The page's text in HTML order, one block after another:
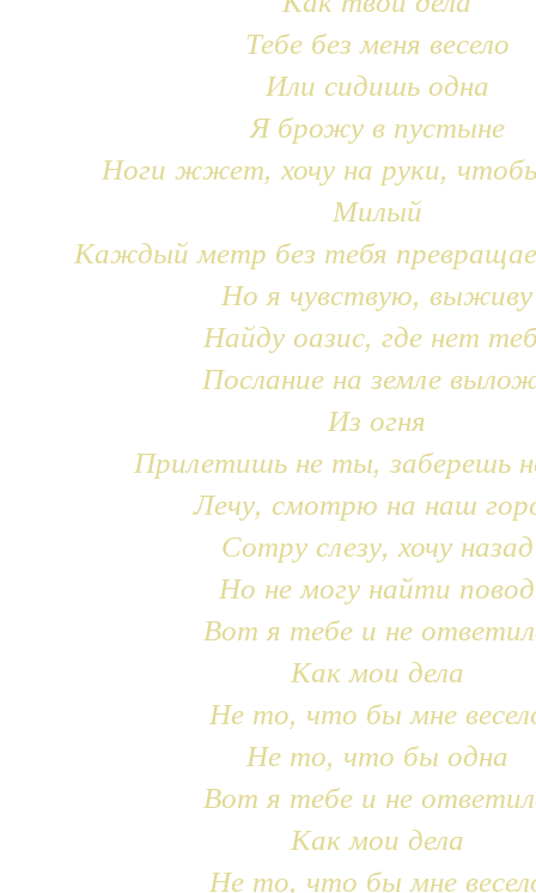
Тебе без меня весело
Или сидишь одна
Я брожу в пустыне
Ноги жжет, хочу на руки,
Милый
Каждый метр без тебя
Но я чувствую, выживу
Найду оазис, где нет
Послание на земле
Из огня
Прилетишь не ты, заберешь
Лечу, смотрю на наш
Сотру слезу, хочу назад
Но не могу найти повод
Вот я тебе и не
Как мои дела
Не то, что бы мне
Не то, что бы одна
Вот я тебе и не
Как мои дела
Не то, что бы мне